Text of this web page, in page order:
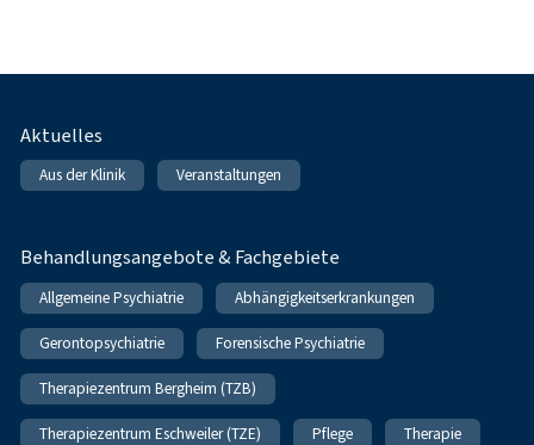
Fußnavigation
Aktuelles
Aus der Klinik Veranstaltungen
Behandlungsangebote & Fachgebiete
Allgemeine Psychiatrie Abhängigkeitserkrankungen
Gerontopsychiatrie Forensische Psychiatrie
Therapiezentrum Bergheim (TZB)
Therapiezentrum Eschweiler (TZE) Pflege Therapie